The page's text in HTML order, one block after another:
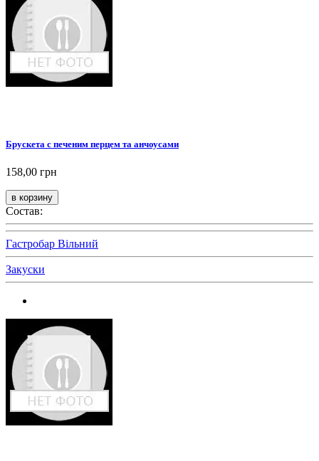
Брускета с печеним перцем та анчоусами
158,00 грн
Состав:
Гастробар Вільний
Закуски